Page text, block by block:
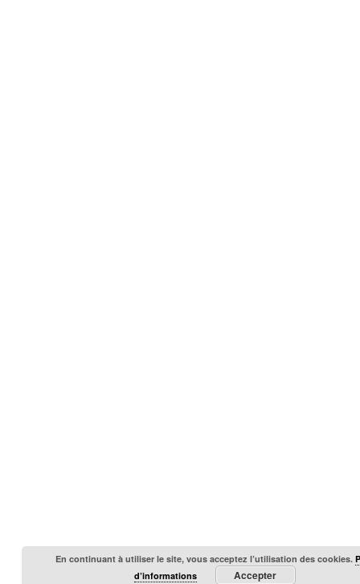
En continuant à utiliser le site, vous acceptez l’utilisation des cookies.
d’informations
Accepter